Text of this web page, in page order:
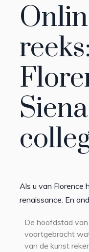
reeks:
Als u van Florence
renaissance. En
De hoofdstad
voortgebracht
van de kunst